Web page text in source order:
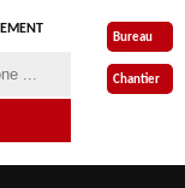
Bureau
Chantier